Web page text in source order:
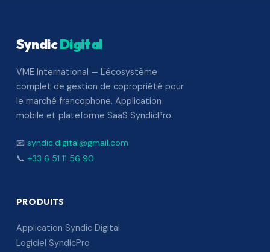
SyndicDigital
VME International — L'écosystème
complet de gestion de copropriété pour
le marché francophone. Application
mobile et plateforme SaaS SyndicPro.
📧 syndic.digital@gmail.com
📞 +33 6 51 11 56 90
PRODUITS
Application Syndic Digital
Logiciel SyndicPro